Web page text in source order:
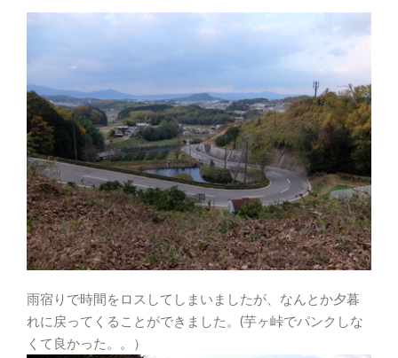
雨宿りで時間をロスしてしまいましたが、なんとか夕暮
れに戻ってくることができました。(芋ヶ峠でパンクしな
くて良かった。。）